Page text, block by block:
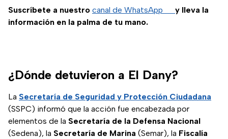
Suscríbete a nuestro canal de WhatsApp
y lleva la
información en la palma de tu mano.
¿Dónde detuvieron a El Dany?
La Secretaría de Seguridad y Protección Ciudadana
(SSPC) informó que la acción fue encabezada por
elementos de la Secretaría de la Defensa Nacional
(Sedena), la Secretaría de Marina (Semar), la Fiscalía